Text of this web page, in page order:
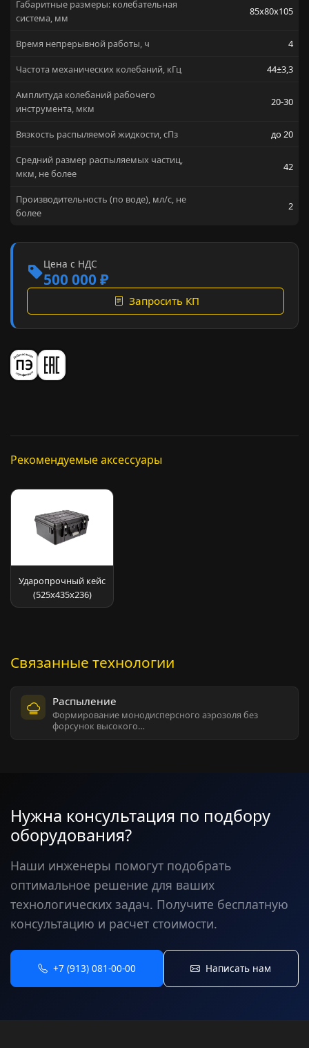
Габаритные размеры: колебательная
система, мм
85x80x105
Время непрерывной работы, ч 4
Частота механических колебаний, кГц 44±3,3
Амплитуда колебаний рабочего
инструмента, мкм
20-30
Вязкость распыляемой жидкости, сПз до 20
Средний размер распыляемых частиц,
мкм, не более
42
Производительность (по воде), мл/с, не
более
2
Цена с НДС
500 000 ₽
Запросить КП
Рекомендуемые аксессуары
Ударопрочный кейс
(525х435х236)
Связанные технологии
Распыление
Формирование монодисперсного аэрозоля без
форсунок высокого…
Нужна консультация по подбору
оборудования?
Наши инженеры помогут подобрать
оптимальное решение для ваших
технологических задач. Получите бесплатную
консультацию и расчет стоимости.
+7 (913) 081-00-00 Написать нам